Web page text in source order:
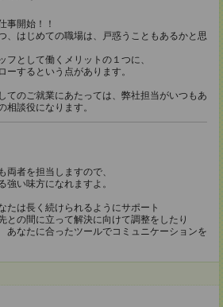
事開始！！
、はじめての職場は、戸惑うこともあるかと思
フとして働くメリットの１つに、
するという点があります。
てのご就業にあたっては、弊社担当がいつもあ
相談役になります。
両者を担当しますので、
強い味方になれますよ。
たは長く続けられるようにサポート
との間に立って解決に向けて調整をしたり
なたに合ったツールでコミュニケーションを